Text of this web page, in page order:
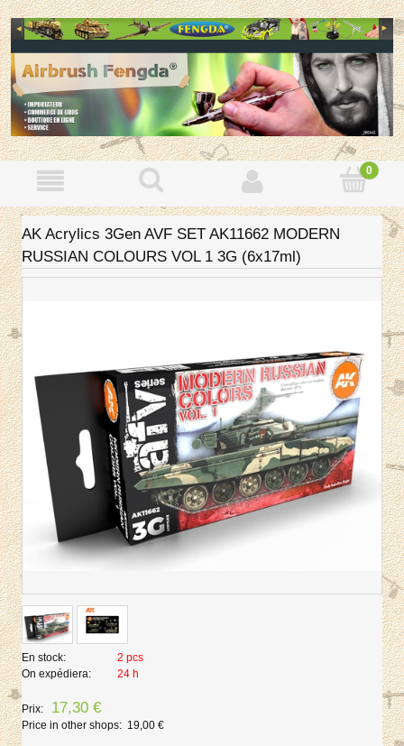
AK Acrylics 3Gen AVF SET AK11662 MODERN
RUSSIAN COLOURS VOL 1 3G (6x17ml)
En stock:
2 pcs
On expédiera:
24 h
Prix: 17,30 €
Price in other shops: 19,00 €